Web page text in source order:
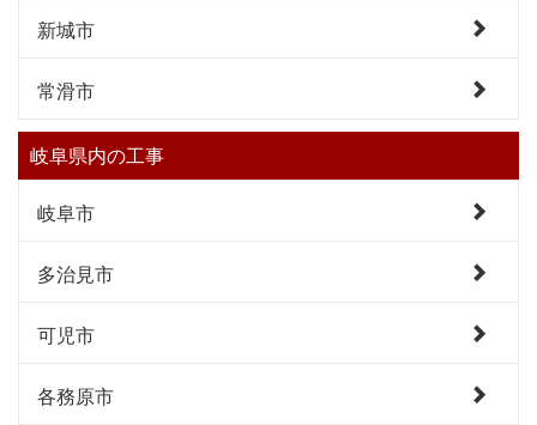
新城市
常滑市
岐阜県内の工事
岐阜市
多治見市
可児市
各務原市